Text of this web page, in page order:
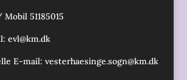
51185015
evl@km.dk
E-mail: vesterhaesinge.sogn@km.dk